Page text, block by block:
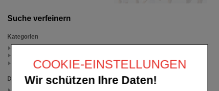
COOKIE-EINSTELLUNGEN
Wir schützen Ihre Daten!
Suche verfeinern
Kategorien
Weitere Arzneimittel (1)
Darreichungsform